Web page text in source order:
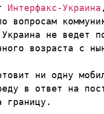
Интерфакс-Украина
вопросам
не ведет
возраста с
ни одну
в ответ на
границу.